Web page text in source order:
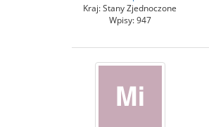
Kraj: Stany Zjednoczone
Wpisy: 947